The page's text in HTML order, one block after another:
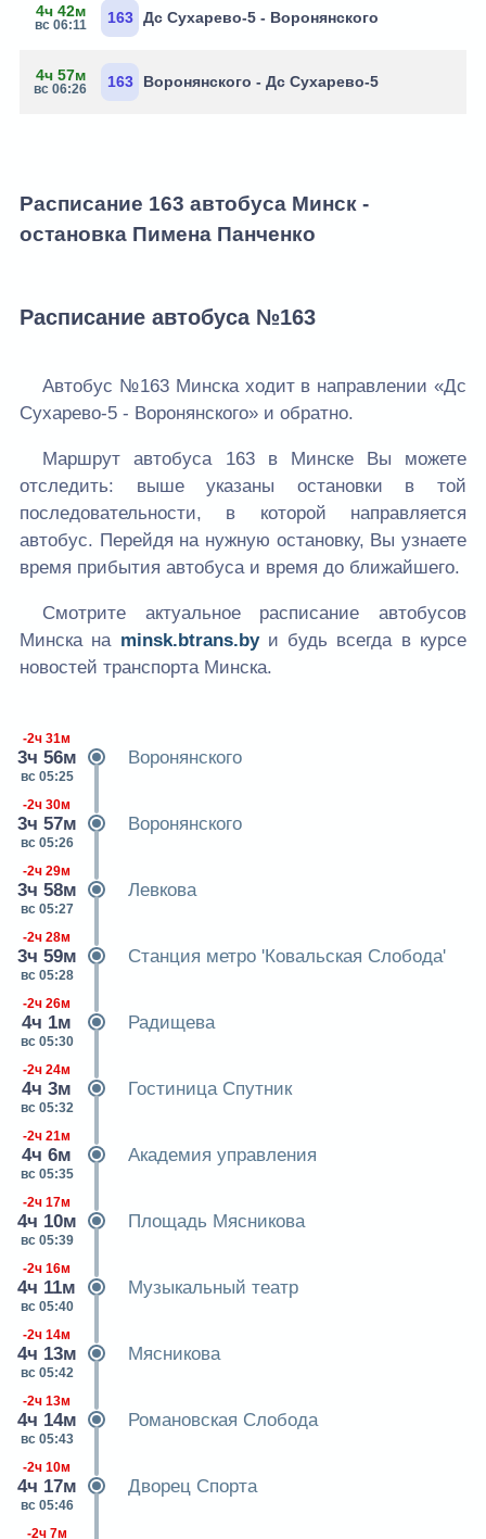
4ч 42м
вс 06:11 163 Дс Сухарево-5 - Воронянского
4ч 57м
вс 06:26 163 Воронянского - Дс Сухарево-5
Расписание 163 автобуса Минск -
остановка Пимена Панченко
Расписание автобуса №163
Автобус №163 Минска ходит в направлении «Дс
Сухарево-5 - Воронянского» и обратно.
Маршрут автобуса 163 в Минске Вы можете
отследить: выше указаны остановки в той
последовательности, в которой направляется
автобус. Перейдя на нужную остановку, Вы узнаете
время прибытия автобуса и время до ближайшего.
Смотрите актуальное расписание автобусов
Минска на minsk.btrans.byи будь всегда в курсе
новостей транспорта Минска.
-2ч 31м
3ч 56м
вс 05:25
Воронянского
-2ч 30м
3ч 57м
вс 05:26
Воронянского
-2ч 29м
3ч 58м
вс 05:27
Левкова
-2ч 28м
3ч 59м
вс 05:28
Станция метро 'Ковальская Слобода'
-2ч 26м
4ч 1м
вс 05:30
Радищева
-2ч 24м
4ч 3м
вс 05:32
Гостиница Спутник
-2ч 21м
4ч 6м
вс 05:35
Академия управления
-2ч 17м
4ч 10м
вс 05:39
Площадь Мясникова
-2ч 16м
4ч 11м
вс 05:40
Музыкальный театр
-2ч 14м
4ч 13м
вс 05:42
Мясникова
-2ч 13м
4ч 14м
вс 05:43
Романовская Слобода
-2ч 10м
4ч 17м
вс 05:46
Дворец Спорта
-2ч 7м